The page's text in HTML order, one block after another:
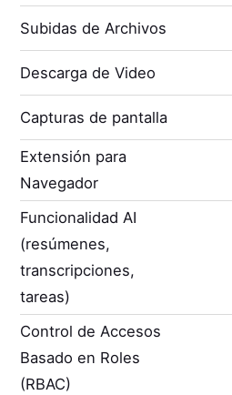
Subidas de Archivos
Descarga de Video
Capturas de pantalla
Extensión para
Navegador
Funcionalidad AI
(resúmenes,
transcripciones,
tareas)
Control de Accesos
Basado en Roles
(RBAC)